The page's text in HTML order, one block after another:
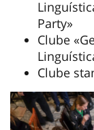
Party»
Clube
Clube